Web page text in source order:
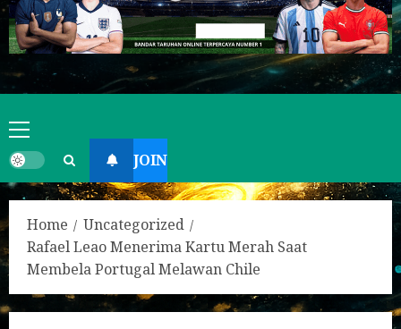
JOIN
Home
Uncategorized
Rafael Leao Menerima Kartu Merah Saat
Membela Portugal Melawan Chile